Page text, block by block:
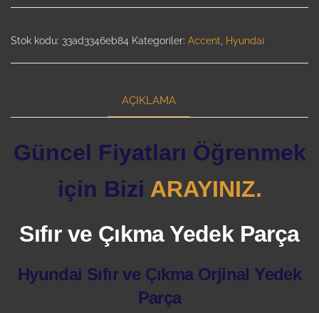
Stok kodu: 33ad3346eb84 Kategoriler: Accent Hyundai
AÇIKLAMA
Güncel Fiyatları Öğrenmek
için Bizi ARAYINIZ.
Sıfır ve Çıkma Yedek Parça
Hyundai Sıfır ve Çıkma Orjinal Yedek
Parça